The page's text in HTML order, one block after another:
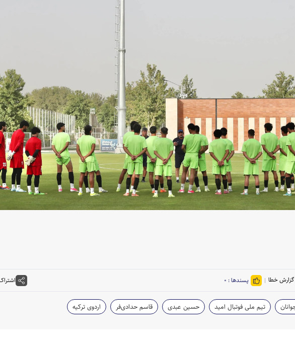
گزارش خطا پسندها : ۰
تیم ملی فوتبال امید حسین عبدی قاسم حدادی‌فر اردوی ترکیه